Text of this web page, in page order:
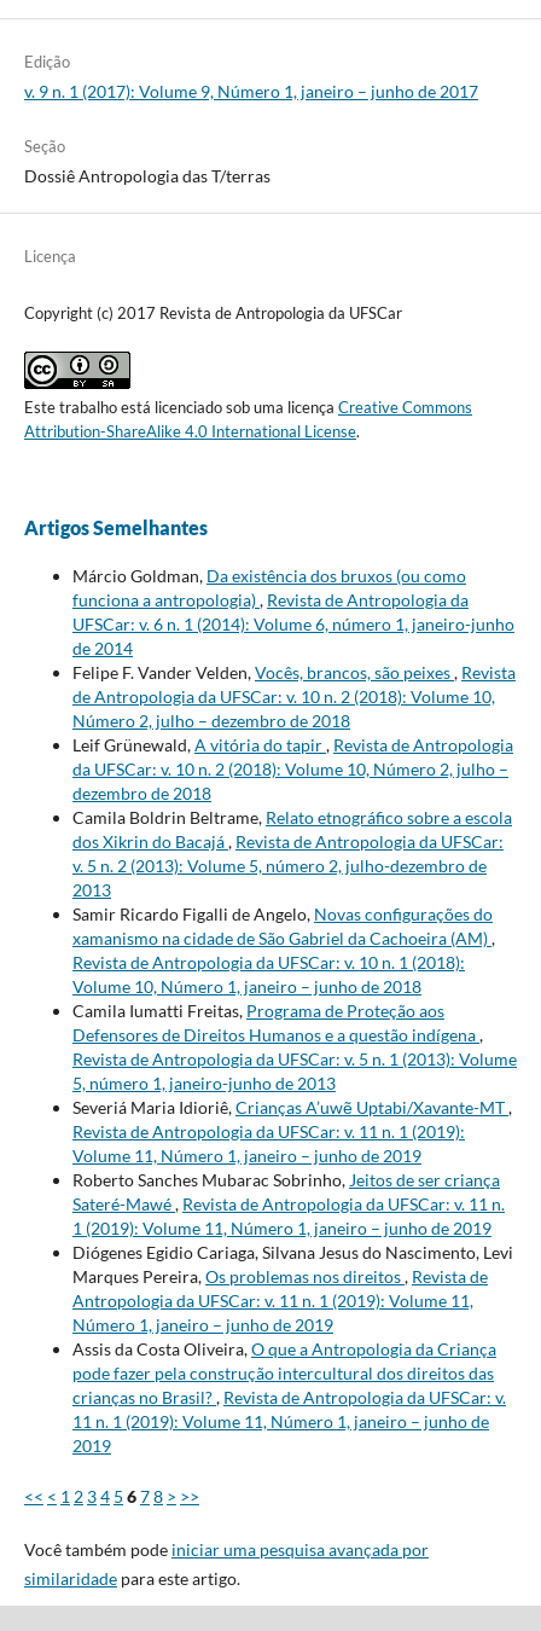
Edição
v. 9 n. 1 (2017): Volume 9, Número 1, janeiro – junho de 2017
Seção
Dossiê Antropologia das T/terras
Licença
Copyright (c) 2017 Revista de Antropologia da UFSCar
Este trabalho está licenciado sob uma licença Creative Commons
Attribution-ShareAlike 4.0 International License.
Artigos Semelhantes
Márcio Goldman, Da existência dos bruxos (ou como
funciona a antropologia), Revista de Antropologia da
UFSCar: v. 6 n. 1 (2014): Volume 6, número 1, janeiro-junho
de 2014
Felipe F. Vander Velden,Vocês, brancos, são peixes, Revista
de Antropologia da UFSCar: v. 10 n. 2 (2018): Volume 10,
Número 2, julho – dezembro de 2018
Leif Grünewald,A vitória do tapir, Revista de Antropologia
da UFSCar: v. 10 n. 2 (2018): Volume 10, Número 2, julho –
dezembro de 2018
Camila Boldrin Beltrame, Relato etnográfico sobre a escola
dos Xikrin do Bacajá, Revista de Antropologia da UFSCar:
v. 5 n. 2 (2013): Volume 5, número 2, julho-dezembro de
2013
Samir Ricardo Figalli de Angelo, Novas configurações do
xamanismo na cidade de São Gabriel da Cachoeira (AM),
Revista de Antropologia da UFSCar: v. 10 n. 1 (2018):
Volume 10, Número 1, janeiro – junho de 2018
Camila Iumatti Freitas, Programa de Proteção aos
Defensores de Direitos Humanos e a questão indígena,
Revista de Antropologia da UFSCar: v. 5 n. 1 (2013): Volume
5, número 1, janeiro-junho de 2013
Severiá Maria Idioriê,Crianças A’uwẽ Uptabi/Xavante-MT,
Revista de Antropologia da UFSCar: v. 11 n. 1 (2019):
Volume 11, Número 1, janeiro – junho de 2019
Roberto Sanches Mubarac Sobrinho, Jeitos de ser criança
Sateré-Mawé, Revista de Antropologia da UFSCar: v. 11 n.
1 (2019): Volume 11, Número 1, janeiro – junho de 2019
Diógenes Egidio Cariaga, Silvana Jesus do Nascimento, Levi
Marques Pereira,Os problemas nos direitos, Revista de
Antropologia da UFSCar: v. 11 n. 1 (2019): Volume 11,
Número 1, janeiro – junho de 2019
Assis da Costa Oliveira,O que a Antropologia da Criança
pode fazer pela construção intercultural dos direitos das
crianças no Brasil?, Revista de Antropologia da UFSCar: v.
11 n. 1 (2019): Volume 11, Número 1, janeiro – junho de
2019
<< < 1 2 34 5 678 > >>
Você também pode iniciar uma pesquisa avançada por
similaridadepara este artigo.